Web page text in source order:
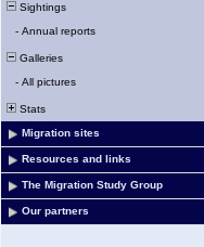
Sightings
- Annual reports
Galleries
- All pictures
Stats
Migration sites
Resources and links
The Migration Study Group
Our partners